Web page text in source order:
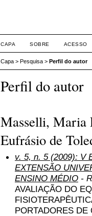
CAPA SOBRE ACESSO
Capa > Pesquisa > Perfil do autor
Perfil do autor
Masselli, Maria
Eufrásio de
v. 5, n. 5 (2009): V
EXTENSÃO
ENSINO MÉDIO -
AVALIAÇÃO DO
PORTADORES